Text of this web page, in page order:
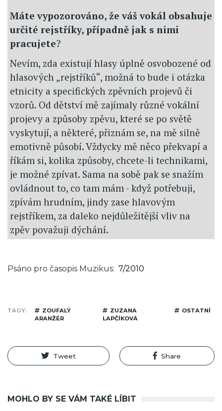
Máte vypozorováno, že váš vokál obsahuje
určité rejstříky, případně jak s nimi
pracujete?
Nevím, zda existují hlasy úplně osvobozené od
hlasových „rejstříků“, možná to bude i otázka
etnicity a specifických zpěvních projevů či
vzorů. Od dětství mě zajímaly různé vokální
projevy a způsoby zpěvu, které se po světě
vyskytují, a některé, přiznám se, na mě silně
emotivně působí. Vždycky mě něco překvapí a
říkám si, kolika způsoby, chcete-li technikami,
je možné zpívat. Sama na sobě pak se snažím
ovládnout to, co tam mám - když potřebuji,
zpívám hrudním, jindy zase hlavovým
rejstříkem, za daleko nejdůležitější vliv na
zpěv považuji dýchání.
Psáno pro časopis Muzikus 7/2010
TAGY
ZOUFALÝ
ARANŽÉR
ZUZANA
LAPČÍKOVÁ
OSTATNÍ
Tweet Share
MOHLO BY SE VÁM TAKÉ LÍBIT